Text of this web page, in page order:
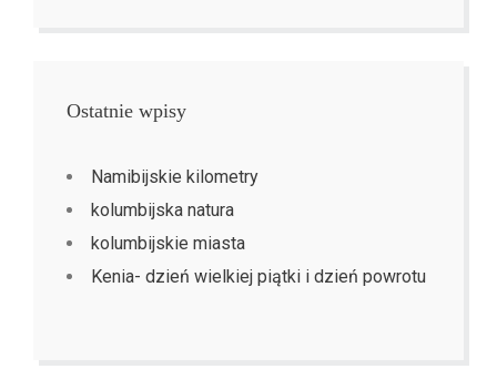
Ostatnie wpisy
Namibijskie kilometry
kolumbijska natura
kolumbijskie miasta
Kenia- dzień wielkiej piątki i dzień powrotu